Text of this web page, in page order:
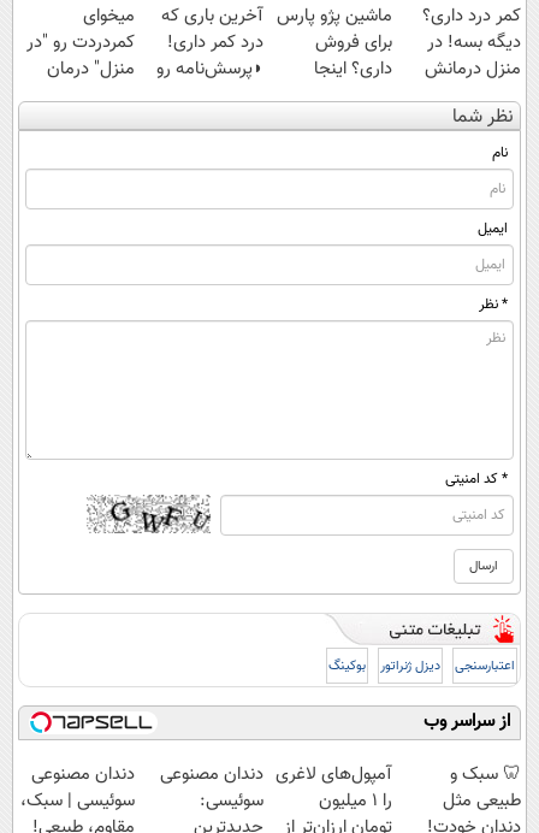
کمر درد داری؟
دیگه بسه! در
منزل درمانش
کن
(◀پرسش‌نامه)
ماشین پژو پارس
برای فروش
داری؟ اینجا
سریع بفروشش
آخرین باری که
درد کمر داری!
◗پرسش‌نامه رو
پر کن◖
میخوای
کمردردت رو "در
منزل" درمان
کنی؟ (◂فیلم +
◂پرسش‌نامه)
نظر شما
نام
ایمیل
* نظر
* کد امنیتی
اعتبارسنجی دیزل ژنراتور بوکینگ
از سراسر وب
🦷 سبک و
طبیعی مثل
آمپول‌های لاغری
را ۱ میلیون
دندان مصنوعی
سوئیسی:
دندان مصنوعی
سوئیسی | سبک،